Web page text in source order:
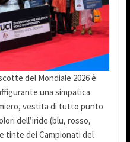
del Mondiale 2026 è
una simpatica
vestita di tutto punto
dell’iride (blu, rosso,
tinte dei Campionati del